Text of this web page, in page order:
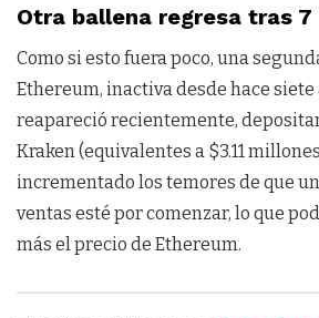
Otra ballena regresa tras 7
Como si esto fuera poco, una
Ethereum, inactiva desde hace siete
reapareció recientemente,
Kraken (equivalentes a $3.11
incrementado los temores de que
ventas esté por comenzar, lo que
más el precio de Ethereum.